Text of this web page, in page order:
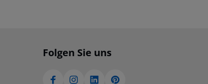
Folgen Sie uns